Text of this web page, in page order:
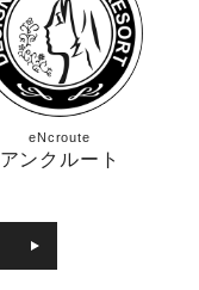
eNcroute
アンクルート